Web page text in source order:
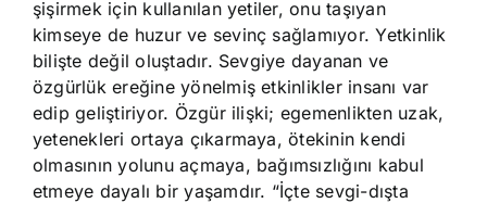
şişirmek için kullanılan yetiler, onu taşıyan
kimseye de huzur ve sevinç sağlamıyor. Yetkinlik
bilişte değil oluştadır. Sevgiye dayanan ve
özgürlük ereğine yönelmiş etkinlikler insanı var
edip geliştiriyor. Özgür ilişki; egemenlikten uzak,
yetenekleri ortaya çıkarmaya, ötekinin kendi
olmasının yolunu açmaya, bağımsızlığını kabul
etmeye dayalı bir yaşamdır. “İçte sevgi-dışta